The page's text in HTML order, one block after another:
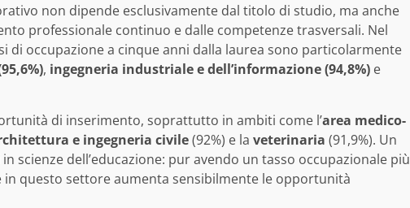
non dipende esclusivamente dal titolo di studio, ma anche
professionale continuo e dalle competenze trasversali. Nel
di occupazione a cinque anni dalla laurea sono particolarmente
, ingegneria industriale e dell’informazione (94,8%) e
di inserimento, soprattutto in ambiti come l’area medico-
e ingegneria civile(92%) e la veterinaria (91,9%). Un
scienze dell’educazione: pur avendo un tasso occupazionale più
in questo settore aumenta sensibilmente le opportunità